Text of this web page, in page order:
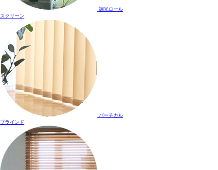
調光ロール
スクリーン
バーチカル
ブラインド